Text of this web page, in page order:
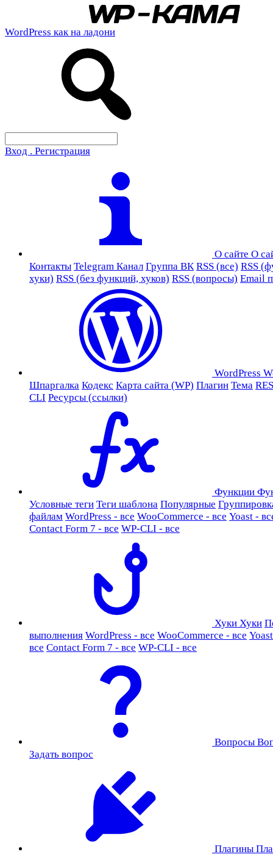
WordPress как на ладони
Вход . Регистрация
О сайте О
Контакты Telegram Канал Группа ВК RSS (все) RSS
хуки) RSS (без функций, хуков) RSS (вопросы) Email
WordPress
Шпаргалка Кодекс Карта сайта (WP) Плагин Тема
CLI Ресурсы (ссылки)
Функции
Условные теги Теги шаблона Популярные
файлам WordPress - все WooCommerce - все Yoast -
Contact Form 7 - все WP-CLI - все
Хуки Хуки
выполнения WordPress - все WooCommerce - все
все Contact Form 7 - все WP-CLI - все
Вопросы
Задать вопрос
Плагины